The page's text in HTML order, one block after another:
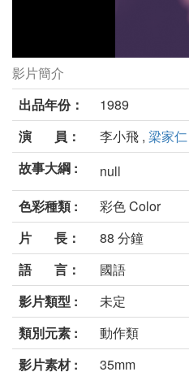
角頭兄弟劇照
影片簡介
出品年份：
1989
演 員：
李小飛 , 梁家仁
故事大綱 :
null
色彩種類 :
彩色 Color
片 長：
88 分鐘
語 言：
國語
影片類型 :
未定
類別元素 :
動作類
影片素材 :
35mm